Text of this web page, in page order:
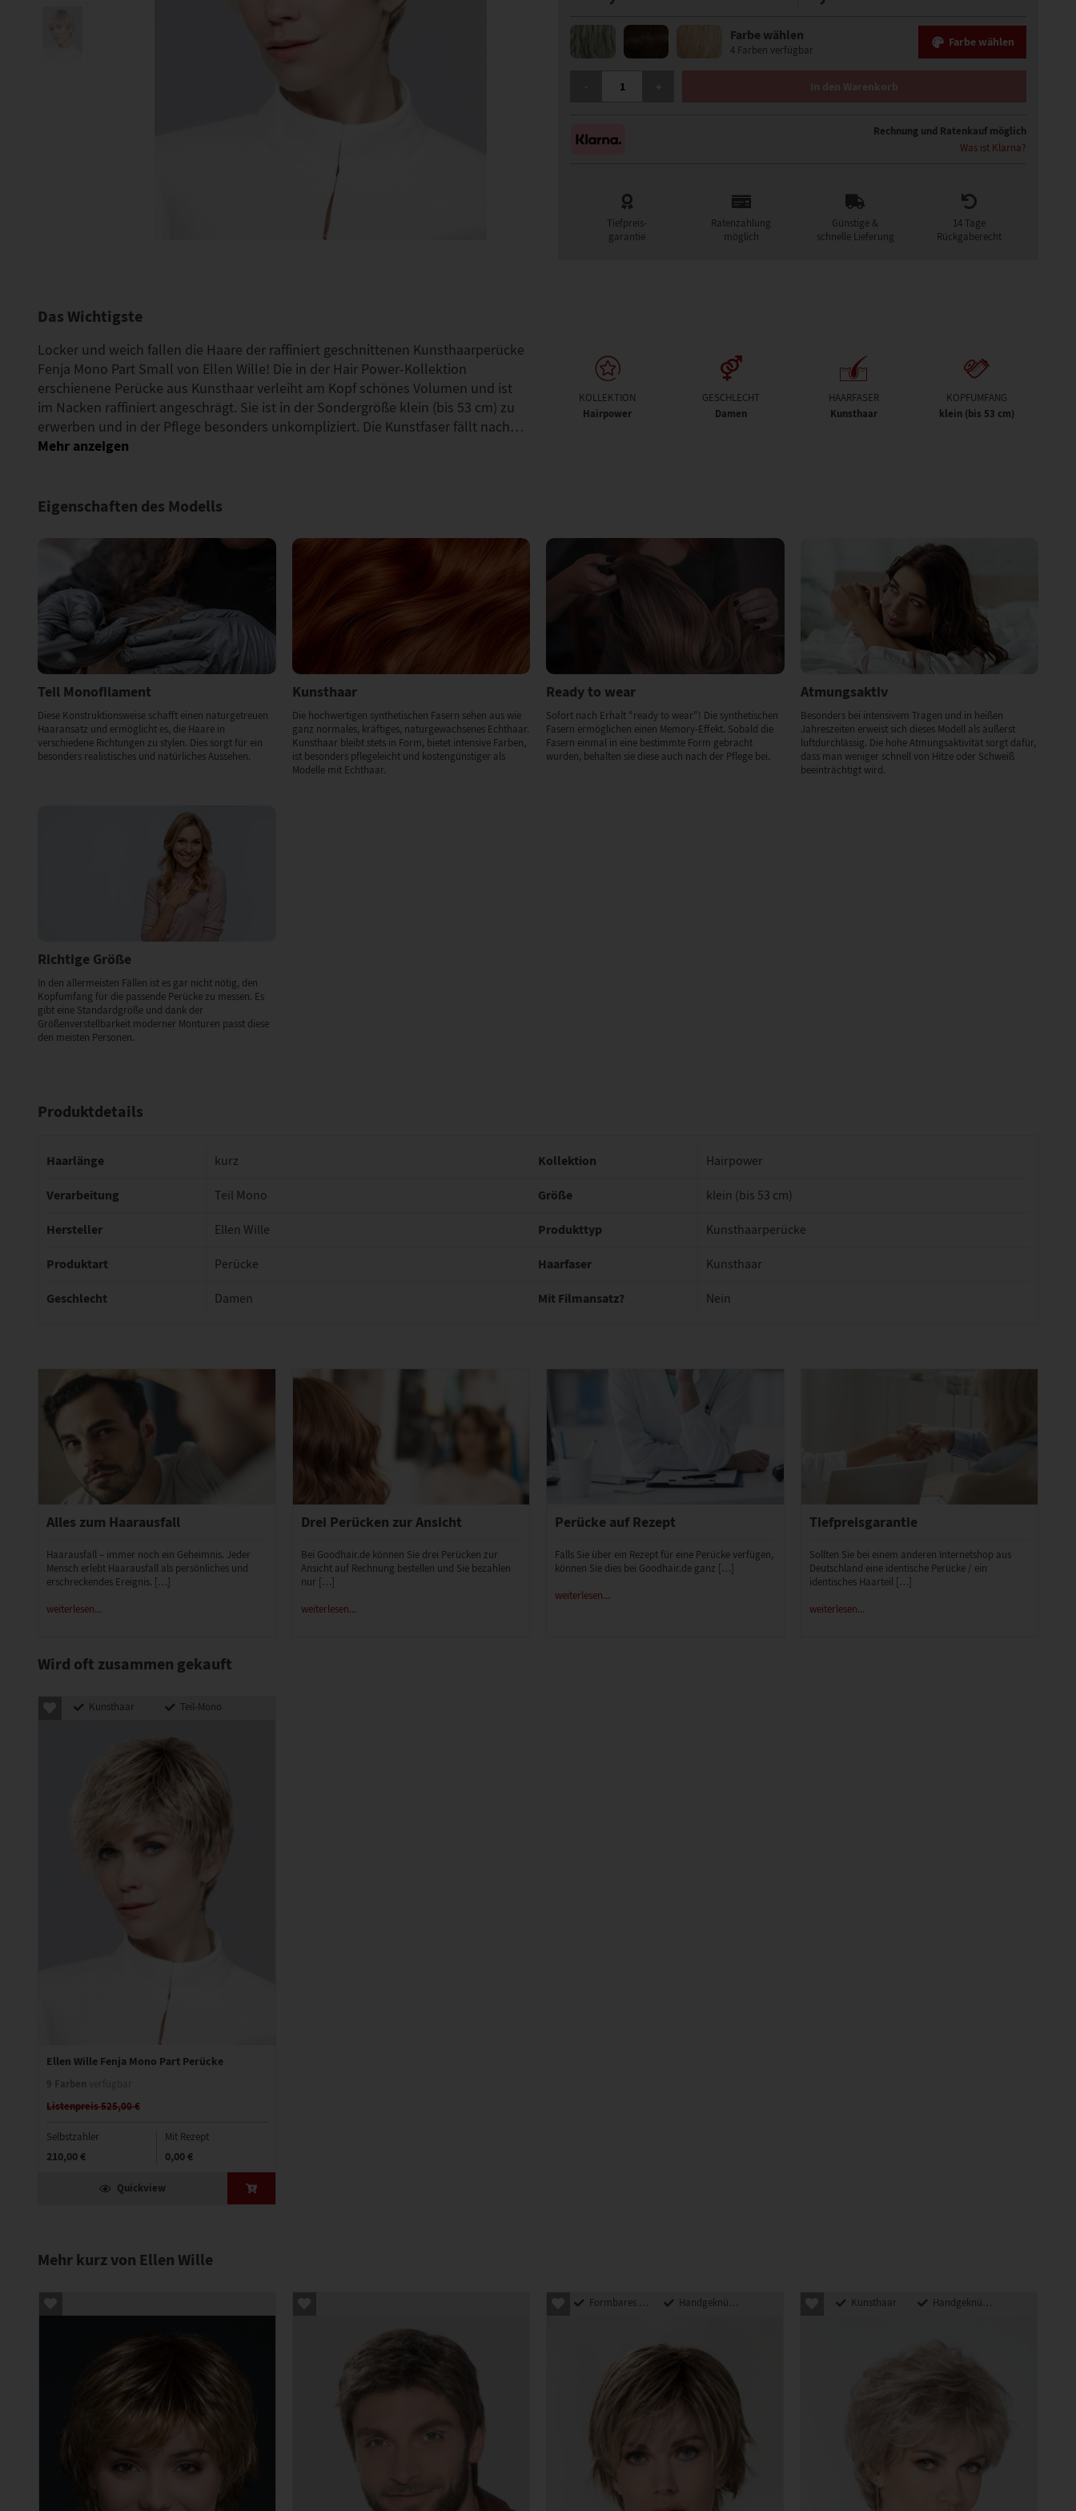
Farbe wählen
4 Farben verfügbar
Farbe wählen
In den Warenkorb
Rechnung und Ratenkauf möglich
Was ist Klarna?
Tiefpreis-
garantie
Ratenzahlung
möglich
Günstige &
schnelle Lieferung
14 Tage
Rückgaberecht
Das Wichtigste
KOLLEKTION
Hairpower
GESCHLECHT
Damen
HAARFASER
Kunsthaar
KOPFUMFANG
klein (bis 53 cm)
Locker und weich fallen die Haare der raffiniert geschnittenen Kunsthaarperücke
Fenja Mono Part Small von Ellen Wille! Die in der Hair Power-Kollektion
erschienene Perücke aus Kunsthaar verleiht am Kopf schönes Volumen und ist
im Nacken raffiniert angeschrägt. Sie ist in der Sondergröße klein (bis 53 cm) zu
erwerben und in der Pflege besonders unkompliziert. Die Kunstfaser fällt nach…
Eigenschaften des Modells
Teil Monofilament
Diese Konstruktionsweise schafft einen naturgetreuen
Haaransatz und ermöglicht es, die Haare in
verschiedene Richtungen zu stylen. Dies sorgt für ein
besonders realistisches und natürliches Aussehen.
Kunsthaar
Die hochwertigen synthetischen Fasern sehen aus wie
ganz normales, kräftiges, naturgewachsenes Echthaar.
Kunsthaar bleibt stets in Form, bietet intensive Farben,
ist besonders pflegeleicht und kostengünstiger als
Modelle mit Echthaar.
Ready to wear
Sofort nach Erhalt "ready to wear"! Die synthetischen
Fasern ermöglichen einen Memory-Effekt. Sobald die
Fasern einmal in eine bestimmte Form gebracht
wurden, behalten sie diese auch nach der Pflege bei.
Atmungsaktiv
Besonders bei intensivem Tragen und in heißen
Jahreszeiten erweist sich dieses Modell als äußerst
luftdurchlässig. Die hohe Atmungsaktivität sorgt dafür,
dass man weniger schnell von Hitze oder Schweiß
beeinträchtigt wird.
Richtige Größe
In den allermeisten Fällen ist es gar nicht nötig, den
Kopfumfang für die passende Perücke zu messen. Es
gibt eine Standardgröße und dank der
Größenverstellbarkeit moderner Monturen passt diese
den meisten Personen.
Produktdetails
Haarlänge kurz Kollektion Hairpower
Verarbeitung Teil Mono Größe klein (bis 53 cm)
Hersteller Ellen Wille Produkttyp Kunsthaarperücke
Produktart Perücke Haarfaser Kunsthaar
Geschlecht Damen Mit Filmansatz? Nein
Alles zum Haarausfall
Haarausfall – immer noch ein Geheimnis. Jeder
Mensch erlebt Haarausfall als persönliches und
erschreckendes Ereignis. […]
weiterlesen...
Drei Perücken zur Ansicht
Bei Goodhair.de können Sie drei Perücken zur
Ansicht auf Rechnung bestellen und Sie bezahlen
nur […]
weiterlesen...
Perücke auf Rezept
Falls Sie über ein Rezept für eine Perücke verfügen,
können Sie dies bei Goodhair.de ganz […]
weiterlesen...
Tiefpreisgarantie
Sollten Sie bei einem anderen Internetshop aus
Deutschland eine identische Perücke / ein
identisches Haarteil […]
weiterlesen...
Wird oft zusammen gekauft
Kunsthaar Teil-Mono
Ellen Wille Fenja Mono Part Perücke
Listenpreis 525,00 €
Selbstzahler
210,00 €
Mit Rezept
0,00 €
Quickview
Mehr kurz von Ellen Wille
Formbares Kunsthaar Handgeknüpft Kunsthaar Handgeknüpft